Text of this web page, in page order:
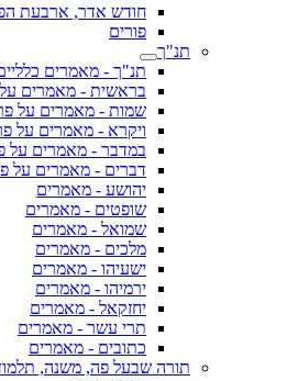
חודש אדר, ארבעת
פורים
תנ"ך
תנ"ך - מאמרים
בראשית - מאמרים
שמות - מאמרים על
ויקרא - מאמרים על
במדבר - מאמרים על
דברים - מאמרים על
יהושע - מאמרים
שופטים - מאמרים
שמואל - מאמרים
מלכים - מאמרים
ישעיהו - מאמרים
ירמיהו - מאמרים
יחזקאל - מאמרים
תרי עשר - מאמרים
כתובים - מאמרים
תורה שבעל פה, משנה,